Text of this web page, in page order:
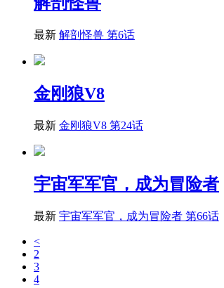
最新 解剖怪兽 第6话
金刚狼V8
最新 金刚狼V8 第24话
宇宙军军官，成为冒险者
最新 宇宙军军官，成为冒险者 第66话
<
2
3
4